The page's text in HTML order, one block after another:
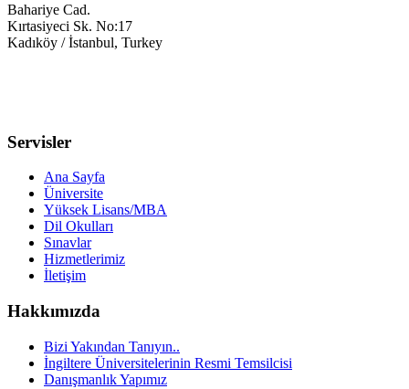
Bahariye Cad.
Kırtasiyeci Sk. No:17
Kadıköy / İstanbul, Turkey
Servisler
Ana Sayfa
Üniversite
Yüksek Lisans/MBA
Dil Okulları
Sınavlar
Hizmetlerimiz
İletişim
Hakkımızda
Bizi Yakından Tanıyın..
İngiltere Üniversitelerinin Resmi Temsilcisi
Danışmanlık Yapımız